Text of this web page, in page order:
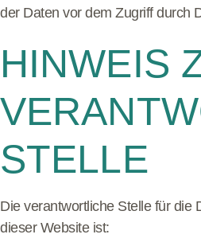
der Daten vor dem Zugriff durch
HINWEIS
STELLE
Die verantwortliche Stelle für die
dieser Website ist: